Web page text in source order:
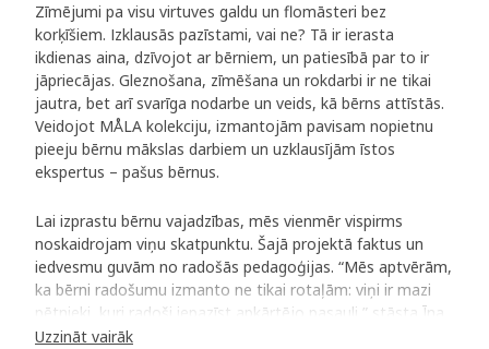
Zīmējumi pa visu virtuves galdu un flomāsteri bez
korķīšiem. Izklausās pazīstami, vai ne? Tā ir ierasta
ikdienas aina, dzīvojot ar bērniem, un patiesībā par to ir
jāpriecājas. Gleznošana, zīmēšana un rokdarbi ir ne tikai
jautra, bet arī svarīga nodarbe un veids, kā bērns attīstās.
Veidojot MÅLA kolekciju, izmantojām pavisam nopietnu
pieeju bērnu mākslas darbiem un uzklausījām īstos
ekspertus – pašus bērnus.
Lai izprastu bērnu vajadzības, mēs vienmēr vispirms
noskaidrojam viņu skatpunktu. Šajā projektā faktus un
iedvesmu guvām no radošās pedagoģijas. “Mēs aptvērām,
ka bērni radošumu izmanto ne tikai rotaļām: viņi ir mazi
pētnieki, kuri radoši iepazīst apkārtējo pasauli,” stāsta Īna
Tīdbeka-Šēbluma (Ina Tidbeck Sjöblom), kas piedalījās
Uzzināt vairāk